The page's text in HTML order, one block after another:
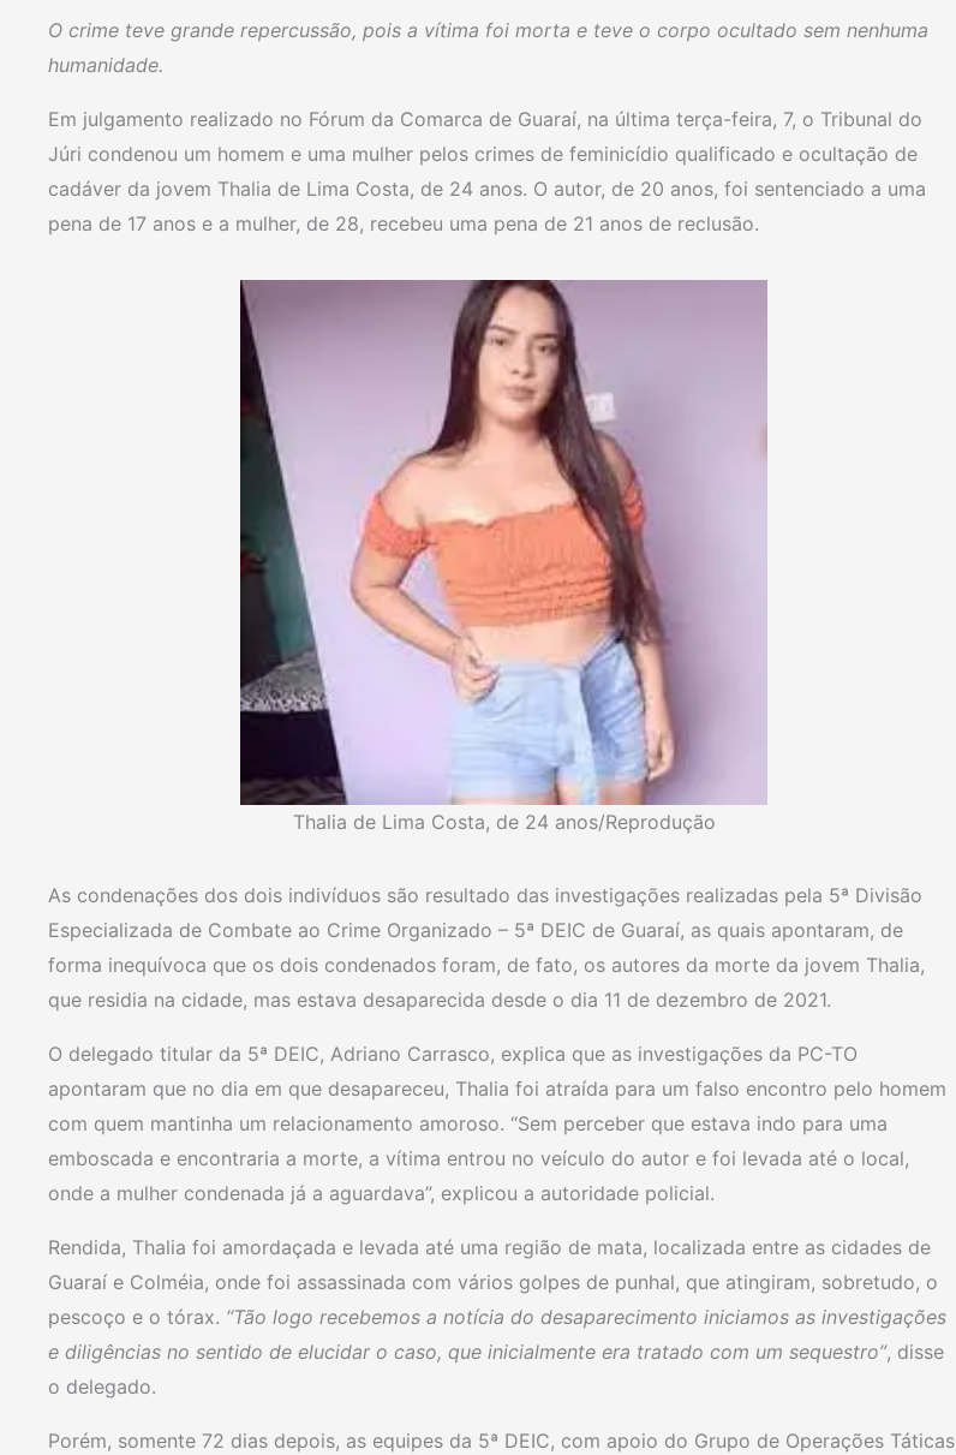
O crime teve grande repercussão, pois a vítima foi morta e teve o corpo ocultado sem nenhuma
humanidade.
Em julgamento realizado no Fórum da Comarca de Guaraí, na última terça-feira, 7, o Tribunal do
Júri condenou um homem e uma mulher pelos crimes de feminicídio qualificado e ocultação de
cadáver da jovem Thalia de Lima Costa, de 24 anos. O autor, de 20 anos, foi sentenciado a uma
pena de 17 anos e a mulher, de 28, recebeu uma pena de 21 anos de reclusão.
Thalia de Lima Costa, de 24 anos/Reprodução
As condenações dos dois indivíduos são resultado das investigações realizadas pela 5ª Divisão
Especializada de Combate ao Crime Organizado – 5ª DEIC de Guaraí, as quais apontaram, de
forma inequívoca que os dois condenados foram, de fato, os autores da morte da jovem Thalia,
que residia na cidade, mas estava desaparecida desde o dia 11 de dezembro de 2021.
O delegado titular da 5ª DEIC, Adriano Carrasco, explica que as investigações da PC-TO
apontaram que no dia em que desapareceu, Thalia foi atraída para um falso encontro pelo homem
com quem mantinha um relacionamento amoroso. “Sem perceber que estava indo para uma
emboscada e encontraria a morte, a vítima entrou no veículo do autor e foi levada até o local,
onde a mulher condenada já a aguardava”, explicou a autoridade policial.
Rendida, Thalia foi amordaçada e levada até uma região de mata, localizada entre as cidades de
Guaraí e Colméia, onde foi assassinada com vários golpes de punhal, que atingiram, sobretudo, o
pescoço e o tórax. “Tão logo recebemos a notícia do desaparecimento iniciamos as investigações
e diligências no sentido de elucidar o caso, que inicialmente era tratado com um sequestro”, disse
o delegado.
Porém, somente 72 dias depois, as equipes da 5ª DEIC, com apoio do Grupo de Operações Táticas